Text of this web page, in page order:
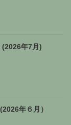
年7月)
年６月）